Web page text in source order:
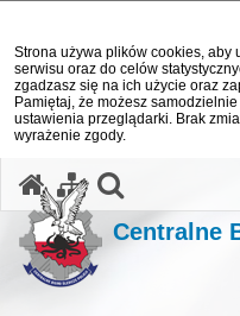
Strona używa plików cookies, aby
serwisu oraz do celów
zgadzasz się na ich użycie oraz
Pamiętaj, że możesz
ustawienia przeglądarki. Brak
wyrażenie zgody.
Centralne